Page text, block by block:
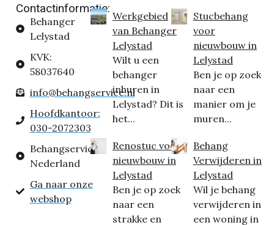
Contactinformatie:
Behanger
Lelystad
KVK:
58037640
info@behangservice.nl
Hoofdkantoor:
030-2072303
Behangservice
Nederland
Ga naar onze
webshop
Werkgebied
van Behanger
Lelystad
Wilt u een
behanger
inhuren in
Lelystad? Dit is
het...
Renostuc voor
nieuwbouw in
Lelystad
Ben je op zoek
naar een
strakke en
Stucbehang
voor
nieuwbouw in
Lelystad
Ben je op zoek
naar een
manier om je
muren...
Behang
Verwijderen in
Lelystad
Wil je behang
verwijderen in
een woning in